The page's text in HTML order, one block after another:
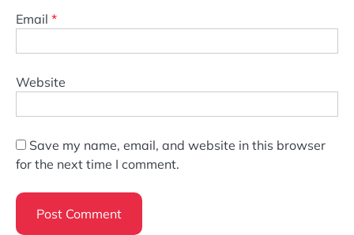
Email *
Website
Save my name, email, and website in this browser
for the next time I comment.